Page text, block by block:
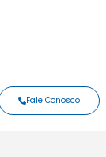
Fale Conosco